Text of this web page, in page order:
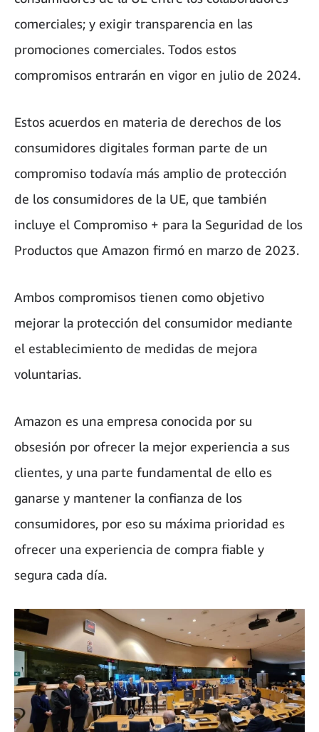
comerciales; y exigir transparencia en las
promociones comerciales. Todos estos
compromisos entrarán en vigor en julio de 2024.
Estos acuerdos en materia de derechos de los
consumidores digitales forman parte de un
compromiso todavía más amplio de protección
de los consumidores de la UE, que también
incluye el Compromiso + para la Seguridad de los
Productos que Amazon firmó en marzo de 2023.
Ambos compromisos tienen como objetivo
mejorar la protección del consumidor mediante
el establecimiento de medidas de mejora
voluntarias.
Amazon es una empresa conocida por su
obsesión por ofrecer la mejor experiencia a sus
clientes, y una parte fundamental de ello es
ganarse y mantener la confianza de los
consumidores, por eso su máxima prioridad es
ofrecer una experiencia de compra fiable y
segura cada día.